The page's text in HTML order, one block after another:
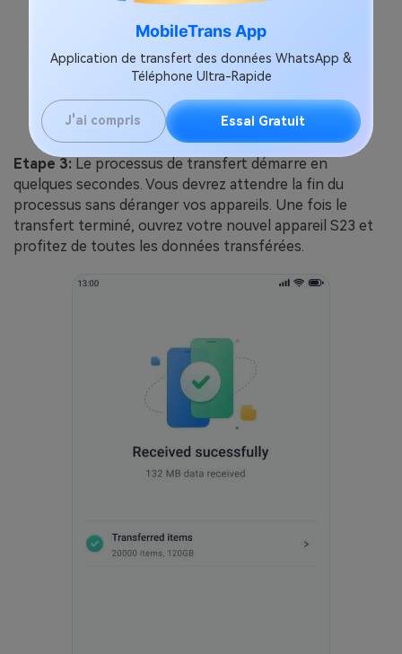
MobileTrans App
Application de transfert des données WhatsApp &
Téléphone Ultra-Rapide
J'ai compris Essai Gratuit
Etape 3: Le processus de transfert démarre en
quelques secondes. Vous devrez attendre la fin du
processus sans déranger vos appareils. Une fois le
transfert terminé, ouvrez votre nouvel appareil S23 et
profitez de toutes les données transférées.